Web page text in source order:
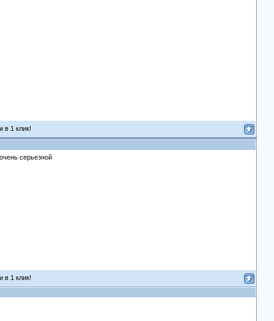
в 1 клик!
серьезной
в 1 клик!